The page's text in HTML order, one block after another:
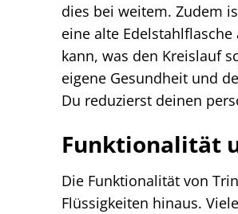
dies bei weitem. Zudem
eine alte
kann, was den Kreislauf
eigene Gesundheit und
Du reduzierst deinen
Funktionalität
Die Funktionalität von
Flüssigkeiten hinaus.